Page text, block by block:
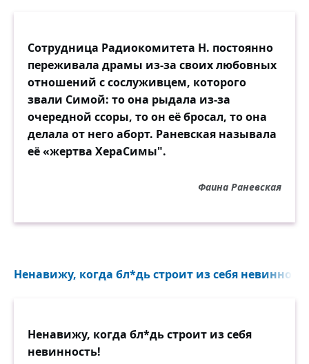
Сотрудница Радиокомитета Н. постоянно
переживала драмы из-за своих любовных
отношений с сослуживцем, которого
звали Симой: то она рыдала из-за
очередной ссоры, то он её бросал, то она
делала от него аборт. Раневская называла
её «жертва ХераСимы".
Фаина Раневская
Ненавижу, когда бл*дь строит из себя
Ненавижу, когда бл*дь строит из себя
невинность!